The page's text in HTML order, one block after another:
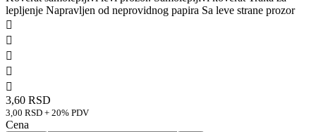
lepljenje Napravljen od neprovidnog papira Sa leve strane prozor





3,60 RSD
3,00 RSD + 20% PDV
Cena